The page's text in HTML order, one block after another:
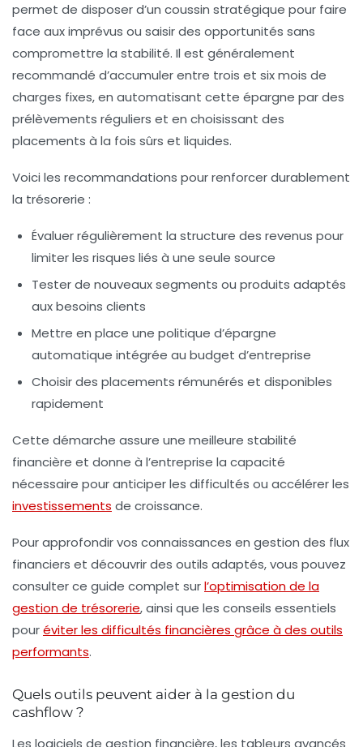
permet de disposer d’un coussin stratégique pour faire
face aux imprévus ou saisir des opportunités sans
compromettre la stabilité. Il est généralement
recommandé d’accumuler entre trois et six mois de
charges fixes, en automatisant cette épargne par des
prélèvements réguliers et en choisissant des
placements à la fois sûrs et liquides.
Voici les recommandations pour renforcer durablement
la trésorerie :
Évaluer régulièrement la structure des revenus pour
limiter les risques liés à une seule source
Tester de nouveaux segments ou produits adaptés
aux besoins clients
Mettre en place une politique d’épargne
automatique intégrée au budget d’entreprise
Choisir des placements rémunérés et disponibles
rapidement
Cette démarche assure une meilleure stabilité
financière et donne à l’entreprise la capacité
nécessaire pour anticiper les difficultés ou accélérer les
investissements de croissance.
Pour approfondir vos connaissances en gestion des flux
financiers et découvrir des outils adaptés, vous pouvez
consulter ce guide complet surl’optimisation de la
gestion de trésorerie, ainsi que les conseils essentiels
pouréviter les difficultés financières grâce à des outils
performants.
Quels outils peuvent aider à la gestion du
cashflow ?